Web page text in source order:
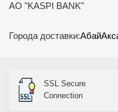
АО "KASPI BANK"
Города доставки:Абай
SSL Secure
Connection